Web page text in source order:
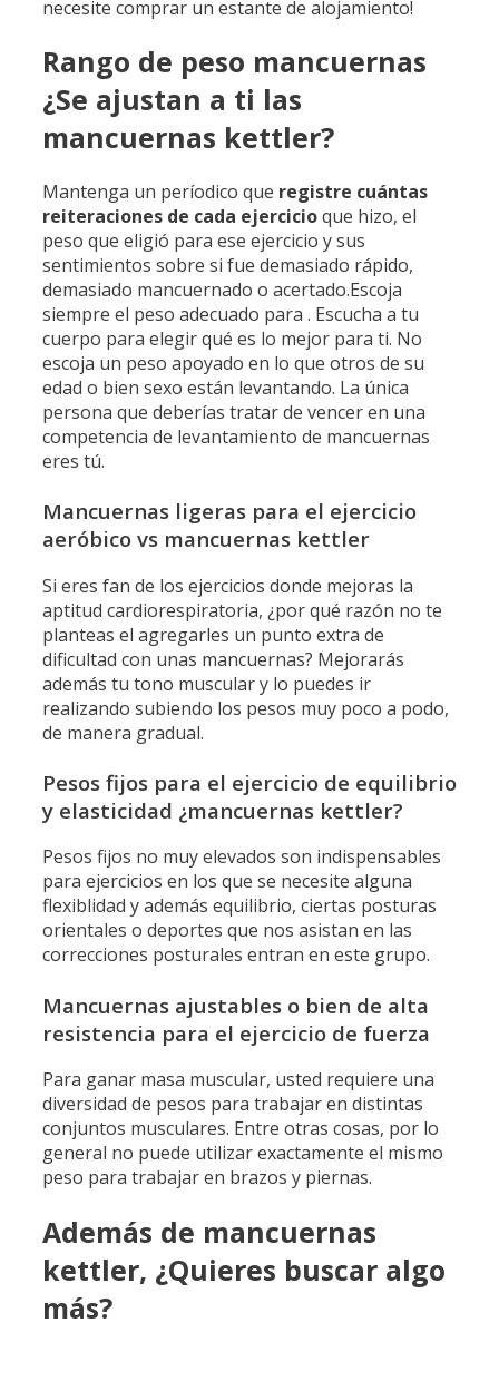
necesite comprar un estante de alojamiento!
Rango de peso mancuernas
¿Se ajustan a ti las
mancuernas kettler?
Mantenga un períodico que registre cuántas
reiteraciones de cada ejercicioque hizo, el
peso que eligió para ese ejercicio y sus
sentimientos sobre si fue demasiado rápido,
demasiado mancuernado o acertado.Escoja
siempre el peso adecuado para . Escucha a tu
cuerpo para elegir qué es lo mejor para ti. No
escoja un peso apoyado en lo que otros de su
edad o bien sexo están levantando. La única
persona que deberías tratar de vencer en una
competencia de levantamiento de mancuernas
eres tú.
Mancuernas ligeras para el ejercicio
aeróbico vs mancuernas kettler
Si eres fan de los ejercicios donde mejoras la
aptitud cardiorespiratoria, ¿por qué razón no te
planteas el agregarles un punto extra de
dificultad con unas mancuernas? Mejorarás
además tu tono muscular y lo puedes ir
realizando subiendo los pesos muy poco a podo,
de manera gradual.
Pesos fijos para el ejercicio de equilibrio
y elasticidad ¿mancuernas kettler?
Pesos fijos no muy elevados son indispensables
para ejercicios en los que se necesite alguna
flexiblidad y además equilibrio, ciertas posturas
orientales o deportes que nos asistan en las
correcciones posturales entran en este grupo.
Mancuernas ajustables o bien de alta
resistencia para el ejercicio de fuerza
Para ganar masa muscular, usted requiere una
diversidad de pesos para trabajar en distintas
conjuntos musculares. Entre otras cosas, por lo
general no puede utilizar exactamente el mismo
peso para trabajar en brazos y piernas.
Además de mancuernas
kettler, ¿Quieres buscar algo
más?